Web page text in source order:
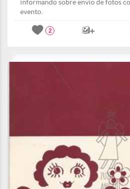
informando sobre envio de fotos
evento.
2